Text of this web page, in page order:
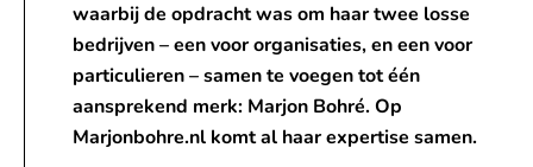
waarbij de opdracht was om haar twee losse
bedrijven – een voor organisaties, en een voor
particulieren – samen te voegen tot één
aansprekend merk: Marjon Bohré. Op
Marjonbohre.nl komt al haar expertise samen.